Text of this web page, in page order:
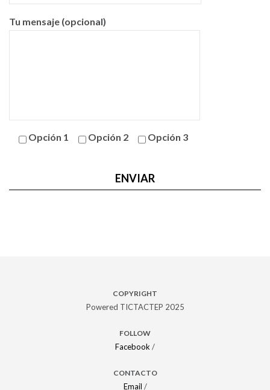
Tu mensaje (opcional)
Opción 1 Opción 2 Opción 3
COPYRIGHT
Powered TICTACTEP 2025
FOLLOW
Facebook /
CONTACTO
Email /